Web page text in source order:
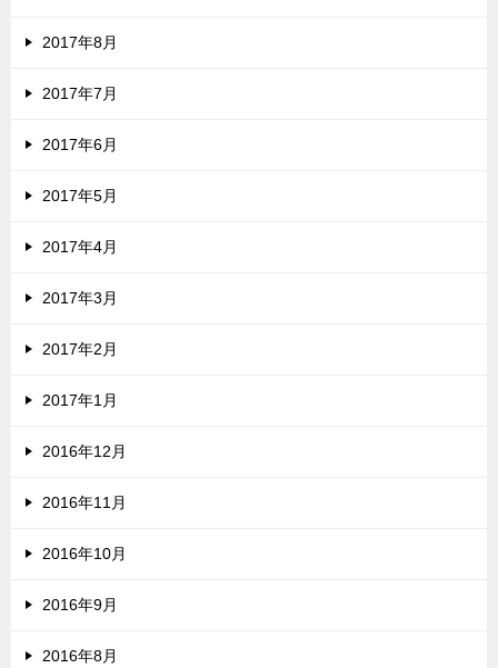
2017年8月
2017年7月
2017年6月
2017年5月
2017年4月
2017年3月
2017年2月
2017年1月
2016年12月
2016年11月
2016年10月
2016年9月
2016年8月